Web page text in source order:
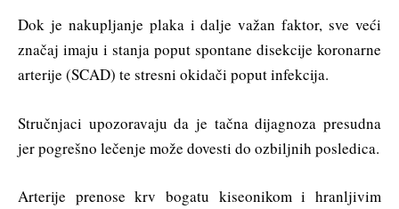
Dok je nakupljanje plaka i dalje važan faktor, sve veći
značaj imaju i stanja poput spontane disekcije koronarne
arterije (SCAD) te stresni okidači poput infekcija.
Stručnjaci upozoravaju da je tačna dijagnoza presudna
jer pogrešno lečenje može dovesti do ozbiljnih posledica.
Arterije prenose krv bogatu kiseonikom i hranljivim